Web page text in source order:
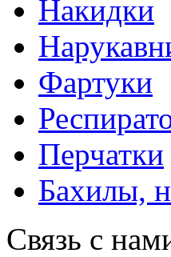
Накидки
Фартуки
Перчатки
Бахилы,
Связь с